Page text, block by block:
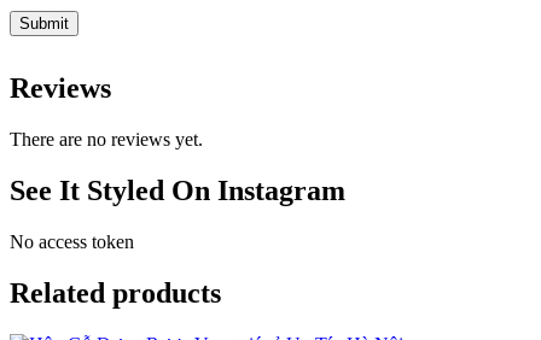
Reviews
There are no reviews yet.
See It Styled On Instagram
No access token
Related products